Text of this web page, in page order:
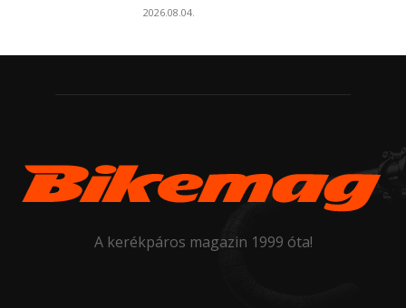
2026.08.04.
A kerékpáros magazin 1999 óta!